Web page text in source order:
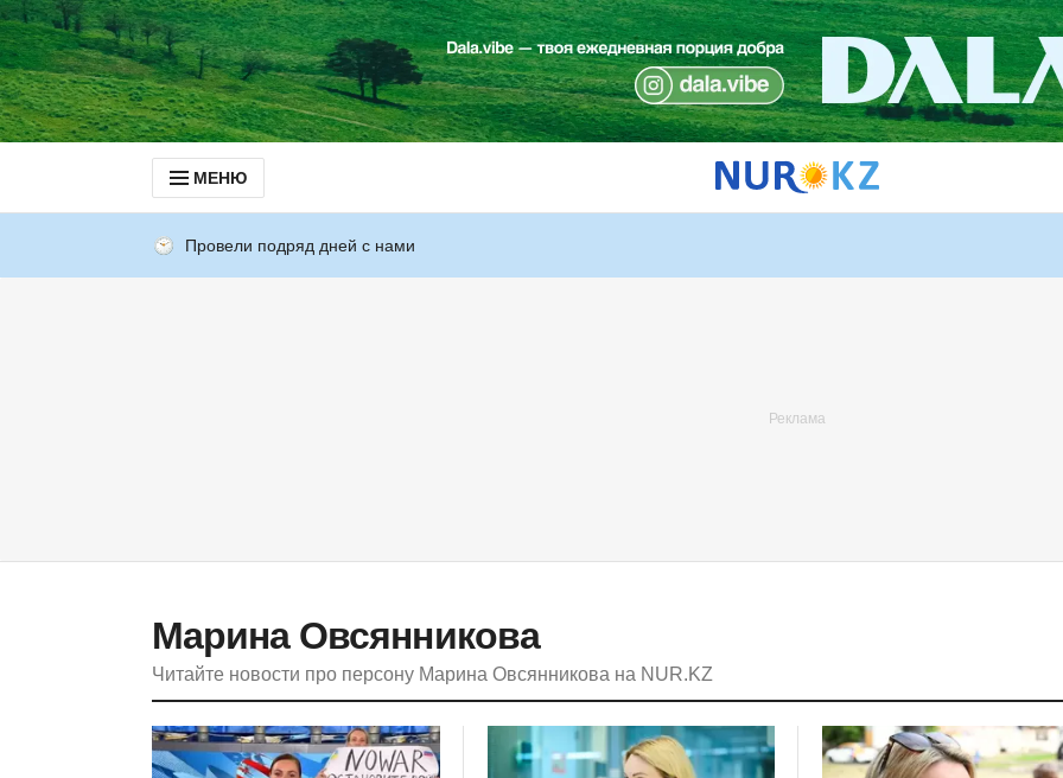
МЕНЮ
Провели подряд дней с нами
Марина Овсянникова
Читайте новости про персону Марина Овсянникова на NUR.KZ